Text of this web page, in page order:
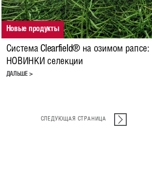
Новые продукты
Система Clearfield® на озимом рапсе:
НОВИНКИ селекции
ДАЛЬШЕ >
СЛЕДУЮЩАЯ СТРАНИЦА